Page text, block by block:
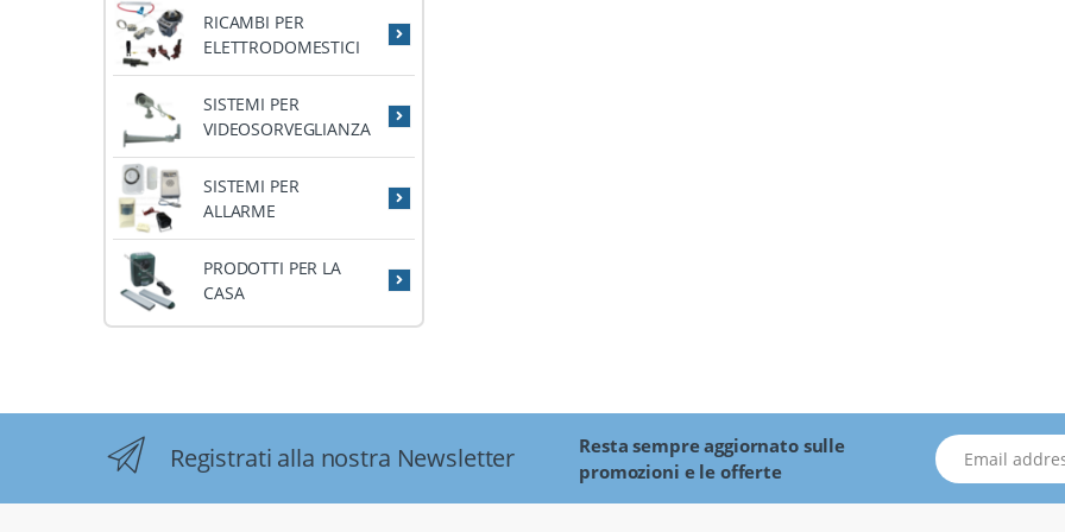
RICAMBI PER
ELETTRODOMESTICI
SISTEMI PER
VIDEOSORVEGLIANZA
SISTEMI PER
ALLARME
PRODOTTI PER LA
CASA
Registrati alla nostra Newsletter
Resta sempre aggiornato sulle
promozioni e le offerte
indirizzo Email